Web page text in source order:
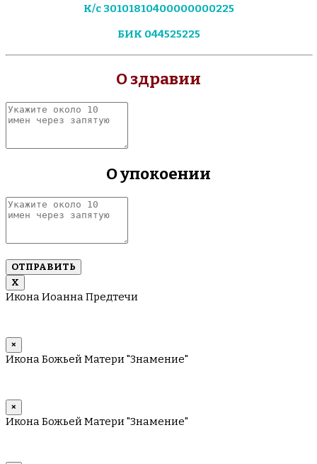
К/с 30101810400000000225
БИК 044525225
О здравии
Укажите
около
имен
О упокоении
Укажите
около
имен
запятую
Х
Икона Иоанна Предтечи
×
Икона Божьей Матери "Знамение"
×
Икона Божьей Матери "Знамение"